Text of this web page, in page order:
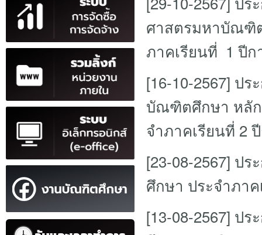
ศาสตรมหาบัณฑิ
ภาคเรียนที่ 1 ปีก
[16-10-2567] ปร
บัณฑิตศึกษา หลั
จําภาคเรียนที่ 2
[23-08-2567] ปร
ศึกษา ประจำภา
[13-08-2567] ปร